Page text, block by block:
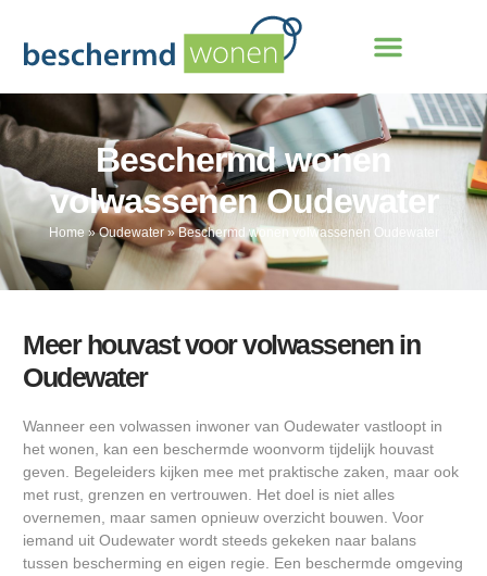
Beschermd wonen
volwassenen Oudewater
Home»Oudewater»Beschermd wonen volwassenen Oudewater
Meer houvast voor volwassenen in
Oudewater
Wanneer een volwassen inwoner van Oudewater vastloopt in
het wonen, kan een beschermde woonvorm tijdelijk houvast
geven. Begeleiders kijken mee met praktische zaken, maar ook
met rust, grenzen en vertrouwen. Het doel is niet alles
overnemen, maar samen opnieuw overzicht bouwen. Voor
iemand uit Oudewater wordt steeds gekeken naar balans
tussen bescherming en eigen regie. Een beschermde omgeving